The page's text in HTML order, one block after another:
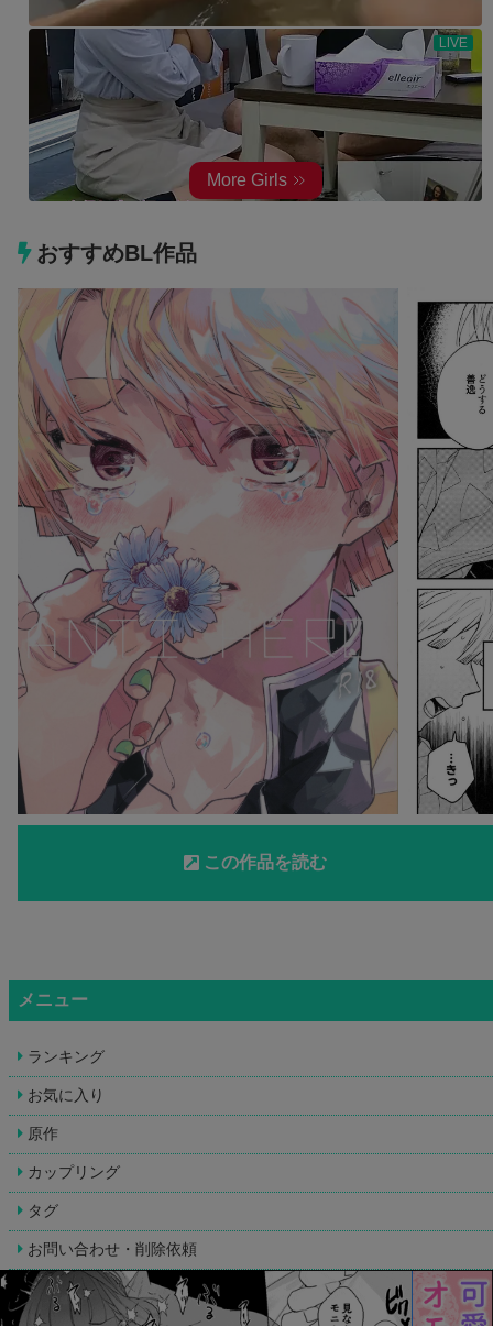
おすすめBL作品
この作品を読む
メニュー
ランキング
お気に入り
原作
カップリング
タグ
お問い合わせ・削除依頼